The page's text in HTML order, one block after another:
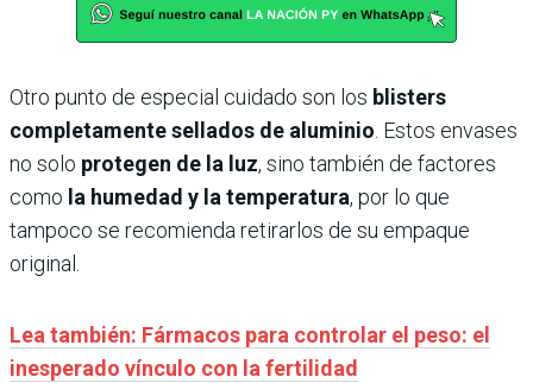
Otro punto de especial cuidado son los blisters
completamente sellados de aluminio. Estos envases
no solo protegen de la luz, sino también de factores
como la humedad y la temperatura, por lo que
tampoco se recomienda retirarlos de su empaque
original.
Lea también: Fármacos para controlar el peso: el
inesperado vínculo con la fertilidad